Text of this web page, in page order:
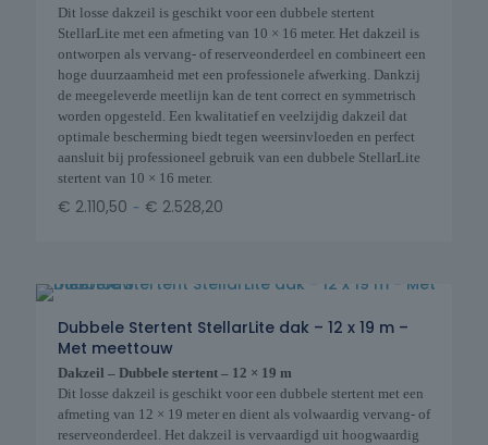
Dit losse dakzeil is geschikt voor een dubbele stertent
StellarLite met een afmeting van 10 × 16 meter. Het dakzeil is
ontworpen als vervang- of reserveonderdeel en combineert een
hoge duurzaamheid met een professionele afwerking. Dankzij
de meegeleverde meetlijn kan de tent correct en symmetrisch
worden opgesteld. Een kwalitatief en veelzijdig dakzeil dat
optimale bescherming biedt tegen weersinvloeden en perfect
aansluit bij professioneel gebruik van een dubbele StellarLite
stertent van 10 × 16 meter.
€ 2.110,50 - € 2.528,20
Dubbele Stertent StellarLite dak – 12 x 19 m –
Met meettouw
Dakzeil – Dubbele stertent – 12 × 19 m
Dit losse dakzeil is geschikt voor een dubbele stertent met een
afmeting van 12 × 19 meter en dient als volwaardig vervang- of
reserveonderdeel. Het dakzeil is vervaardigd uit hoogwaardig